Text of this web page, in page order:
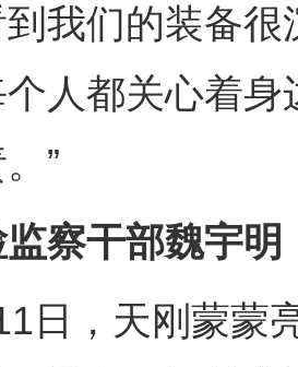
我们的装备
人都关心着
”
干部魏宇明
，天刚蒙蒙亮